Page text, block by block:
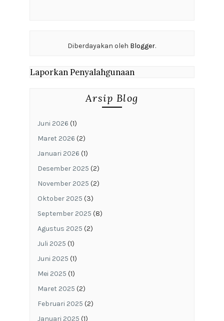
Diberdayakan oleh Blogger.
Laporkan Penyalahgunaan
Arsip Blog
Juni 2026 (1)
Maret 2026 (2)
Januari 2026 (1)
Desember 2025 (2)
November 2025 (2)
Oktober 2025 (3)
September 2025 (8)
Agustus 2025 (2)
Juli 2025 (1)
Juni 2025 (1)
Mei 2025 (1)
Maret 2025 (2)
Februari 2025 (2)
Januari 2025 (1)